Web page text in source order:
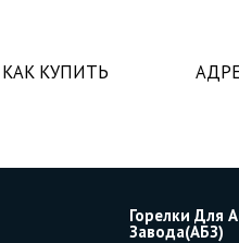
КАК КУПИТЬ
Горелки Для
Завода(АБЗ)